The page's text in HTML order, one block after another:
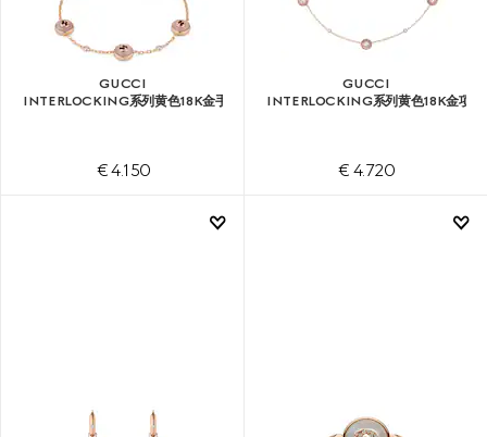
GUCCI
INTERLOCKING系列黄色18K金手链
€ 4.150
GUCCI
INTERLOCKING系列黄色18K金项链
€ 4.720